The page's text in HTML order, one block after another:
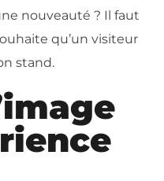
nouveauté ? Il faut
qu’un visiteur
stand.